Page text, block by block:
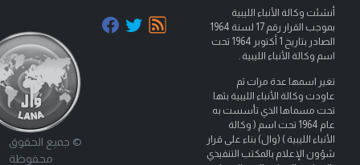
أنشئت وكالة الأنباء الليبية
بموجب القرار رقم 17 لسنة 1964
الصادر بتاريخ 1 أكتوبر 1964
تحت
اسم وكالة الأنباء الليبية .
تغير اسمها عدة مرات ثم
عاودت وكالة الأنباء الليبية بثها
تحت مسماها الذي تأسست به
عام 1964 تحت اسم ( وكالة
الأنباء الليبية ) (وال) بناء على قرار
شؤون الإعلام بالمكتب التنفيذي
© جميع الحقوق
محفوظة